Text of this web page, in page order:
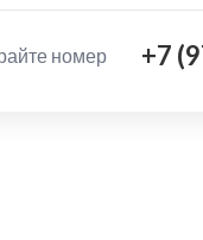
номер +7